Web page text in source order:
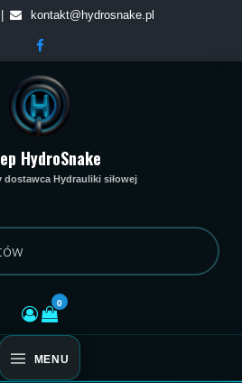
kontakt@hydrosnake.pl
HydroSnake
dostawca Hydrauliki siłowej
0
MENU